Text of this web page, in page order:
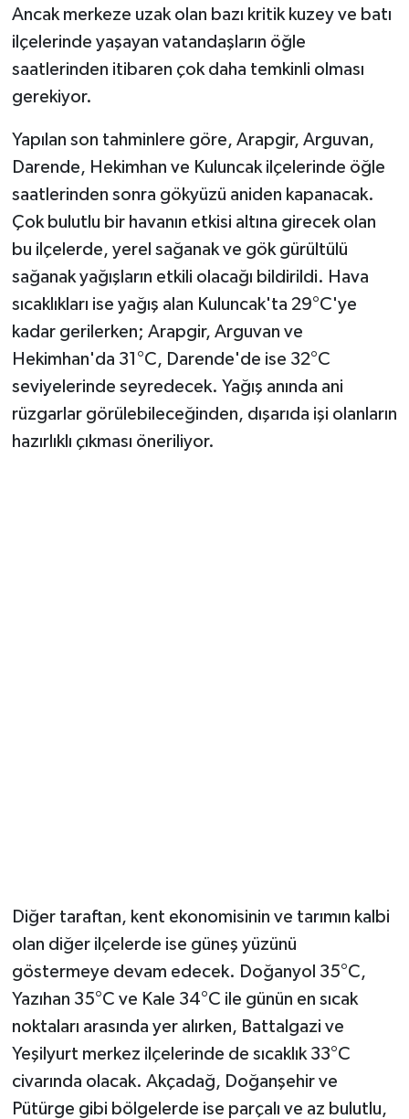
Ancak merkeze uzak olan bazı kritik kuzey ve batı
ilçelerinde yaşayan vatandaşların öğle
saatlerinden itibaren çok daha temkinli olması
gerekiyor.
Yapılan son tahminlere göre, Arapgir, Arguvan,
Darende, Hekimhan ve Kuluncak ilçelerinde öğle
saatlerinden sonra gökyüzü aniden kapanacak.
Çok bulutlu bir havanın etkisi altına girecek olan
bu ilçelerde, yerel sağanak ve gök gürültülü
sağanak yağışların etkili olacağı bildirildi. Hava
sıcaklıkları ise yağış alan Kuluncak'ta 29°C'ye
kadar gerilerken; Arapgir, Arguvan ve
Hekimhan'da 31°C, Darende'de ise 32°C
seviyelerinde seyredecek. Yağış anında ani
rüzgarlar görülebileceğinden, dışarıda işi olanların
hazırlıklı çıkması öneriliyor.
Diğer taraftan, kent ekonomisinin ve tarımın kalbi
olan diğer ilçelerde ise güneş yüzünü
göstermeye devam edecek. Doğanyol 35°C,
Yazıhan 35°C ve Kale 34°C ile günün en sıcak
noktaları arasında yer alırken, Battalgazi ve
Yeşilyurt merkez ilçelerinde de sıcaklık 33°C
civarında olacak. Akçadağ, Doğanşehir ve
Pütürge gibi bölgelerde ise parçalı ve az bulutlu,